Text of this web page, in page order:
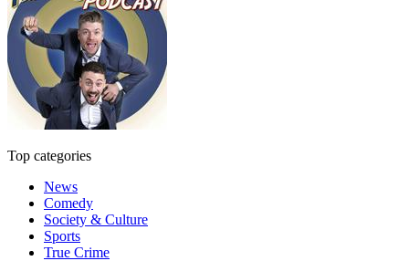
Top categories
News
Comedy
Society & Culture
Sports
True Crime